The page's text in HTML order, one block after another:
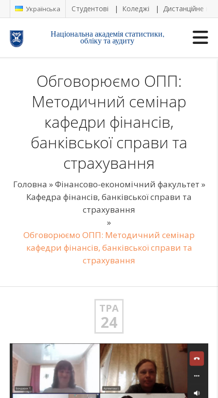
Українська Студентові Коледжі Дистанційне
Національна академія статистики,
обліку та аудиту
Обговорюємо ОПП:
Методичний семінар
кафедри фінансів,
банківської справи та
страхування
Головна »Фінансово-економічний факультет »
Кафедра фінансів, банківської справи та
страхування
»
Обговорюємо ОПП: Методичний семінар
кафедри фінансів, банківської справи та
страхування
ТРА
24